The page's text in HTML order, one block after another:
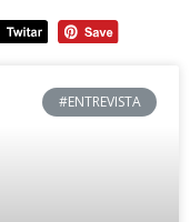
#ENTREVISTA